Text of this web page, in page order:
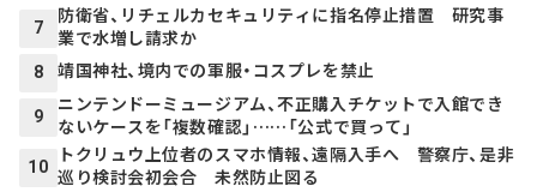
7
防衛省、リチェルカセキュリティに指名停止措置 研究事
業で水増し請求か
8 靖国神社、境内での軍服・コスプレを禁止
9
ニンテンドーミュージアム、不正購入チケットで入館でき
ないケースを「複数確認」……「公式で買って」
10
トクリュウ上位者のスマホ情報、遠隔入手へ 警察庁、是非
巡り検討会初会合 未然防止図る